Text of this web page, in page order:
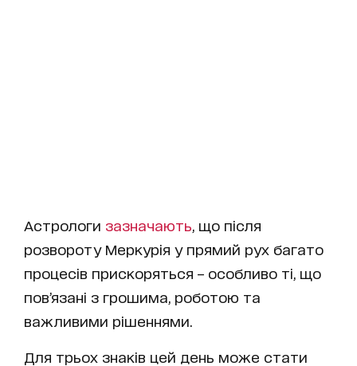
Астрологи зазначають , що після
розвороту Меркурія у прямий рух багато
процесів прискоряться – особливо ті, що
пов’язані з грошима, роботою та
важливими рішеннями.
Для трьох знаків цей день може стати